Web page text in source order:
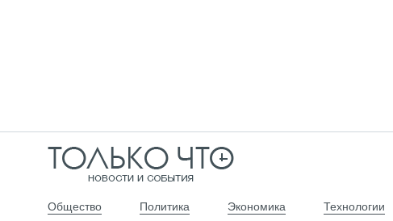
Общество Политика Экономика Технологии